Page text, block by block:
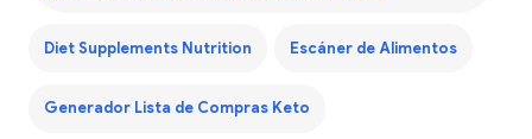
Diet Supplements Nutrition Escáner de Alimentos
Generador Lista de Compras Keto